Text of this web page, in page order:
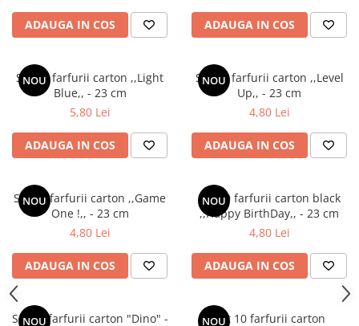
ADAUGA IN COS ADAUGA IN COS
NOU
Set 10 farfurii carton ,,Light
Blue,, - 23 cm
5,80 Lei
ADAUGA IN COS
NOU
Set 10 farfurii carton ,,Level
Up,, - 23 cm
4,80 Lei
ADAUGA IN COS
NOU
Set 10 farfurii carton ,,Game
One !,, - 23 cm
4,80 Lei
ADAUGA IN COS
NOU
Set 10 farfurii carton black
,,Happy BirthDay,, - 23 cm
4,80 Lei
ADAUGA IN COS
NOU
Set 10 farfurii carton "Dino" -
NOUSet 10 farfurii carton